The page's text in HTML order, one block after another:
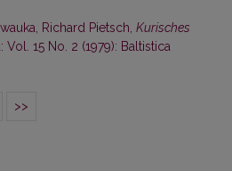
Richard Pietsch, Kurisches
Vol. 15 No. 2 (1979): Baltistica
>>